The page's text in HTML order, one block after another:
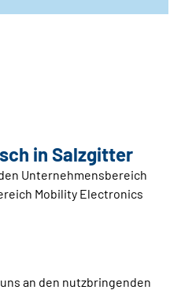
in Salzgitter
Unternehmensbereich
Mobility Electronics
an den nutzbringenden